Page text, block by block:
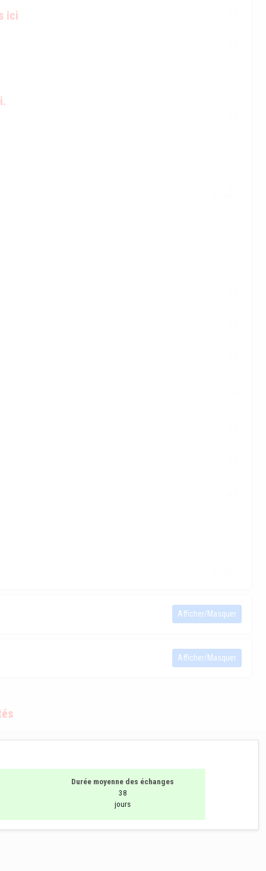
ici
Afficher/Masquer
Afficher/Masquer
Durée moyenne des échanges
38
jours